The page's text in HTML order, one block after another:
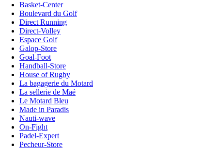
Basket-Center
Boulevard du Golf
Direct Running
Direct-Volley
Espace Golf
Galop-Store
Goal-Foot
Handball-Store
House of Rugby
La bagagerie du Motard
La sellerie de Maé
Le Motard Bleu
Made in Paradis
Nauti-wave
On-Fight
Padel-Expert
Pecheur-Store